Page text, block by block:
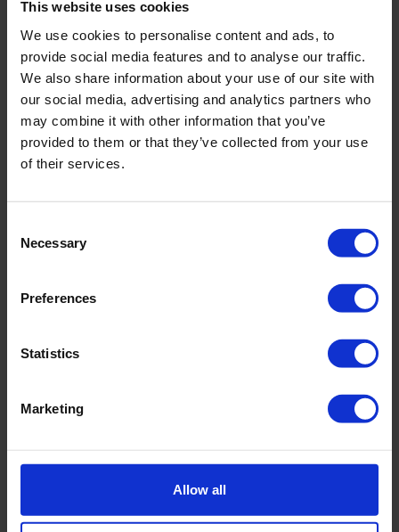
This website uses cookies
We use cookies to personalise content and ads, to
provide social media features and to analyse our traffic.
We also share information about your use of our site with
our social media, advertising and analytics partners who
may combine it with other information that you’ve
provided to them or that they’ve collected from your use
of their services.
Selection
Necessary
Preferences
Statistics
Marketing
Allow all